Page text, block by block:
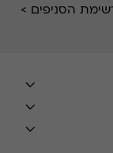
הסניפים >